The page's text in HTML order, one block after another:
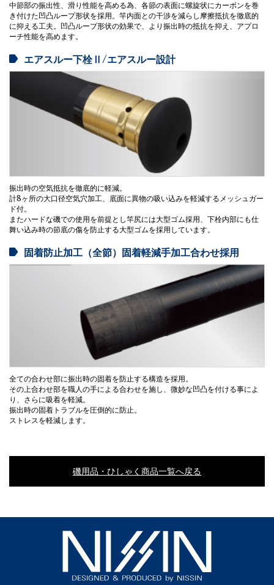
中節部の振出性、滑り性能を高める為、各節の表面に螺旋状にカーボンを巻
き付けた凹凸ループ形状を採用。竿内面との干渉を減らし摩擦抵抗を徹底的
に抑える工夫。凹凸ループ形状の効果で、より振出時の抵抗を抑え、アプロ
ーチ性能を高めます。
エアスルー下栓Ⅱ/エアスルー設計
振出時の空気抵抗を徹底的に軽減。
計8ヶ所の大口径空気穴加工、底面に異物の吸い込みを軽減するメッシュガー
ド付。
またハードな磯での使用を前提とし竿尻には大型ゴム採用、下栓内部にも仕
舞い込み時の節底の傷を防止する大型ゴムを採用しています。
固着防止加工（全節）固着軽減手加工合わせ採用
全ての合わせ部に振出時の固着を防止する構造を採用。
その上合わせ部を職人の手による合わせを施し、微妙な凹凸を付ける事によ
り、さらに吸着を軽減。
振出時の固着トラブルを圧倒的に防止。
ストレスを軽減します。
磯用品・ひしゃく商品一覧へ戻る